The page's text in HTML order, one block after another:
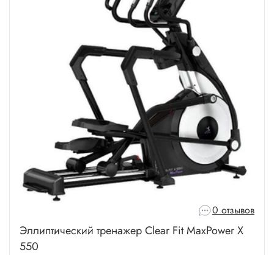
0 отзывов
Эллиптический тренажер Clear Fit MaxPower X
550